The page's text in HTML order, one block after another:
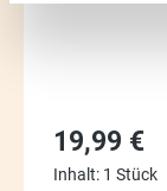
Regulärer
19,99 €
Inhalt: 1 Stück